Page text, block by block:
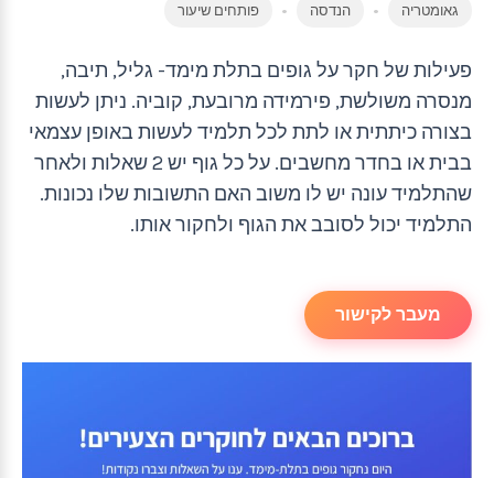
גאומטריה הנדסה פותחים שיעור
פעילות של חקר על גופים בתלת מימד- גליל, תיבה,
מנסרה משולשת, פירמידה מרובעת, קוביה. ניתן לעשות
בצורה כיתתית או לתת לכל תלמיד לעשות באופן עצמאי
בבית או בחדר מחשבים. על כל גוף יש 2 שאלות ולאחר
שהתלמיד עונה יש לו משוב האם התשובות שלו נכונות.
התלמיד יכול לסובב את הגוף ולחקור אותו.
מעבר לקישור